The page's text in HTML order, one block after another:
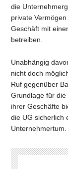
die
private
Geschäft mit
betreiben.
Unabhängig
nicht doch
Ruf gegenüber
Grundlage für
ihrer Geschäfte
die UG sicherlich
Unternehmertum.